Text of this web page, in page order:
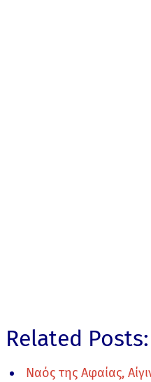
Related Posts:
Ναός της Αφαίας,